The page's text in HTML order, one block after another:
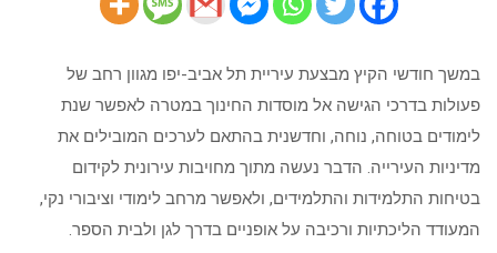
במשך חודשי הקיץ מבצעת עיריית תל אביב-יפו מגוון רחב של
פעולות בדרכי הגישה אל מוסדות החינוך במטרה לאפשר שנת
לימודים בטוחה, נוחה, וחדשנית בהתאם לערכים המובילים את
מדיניות העירייה. הדבר נעשה מתוך מחויבות עירונית לקידום
בטיחות התלמידות והתלמידים, ולאפשר מרחב לימודי וציבורי נקי,
המעודד הליכתיות ורכיבה על אופניים בדרך לגן ולבית הספר.